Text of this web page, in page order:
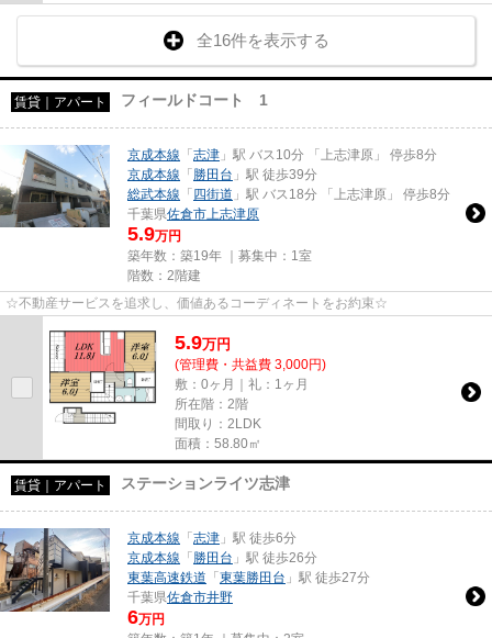
全16件を表示する
賃貸｜アパート フィールドコート 1
京成本線 「 志津 」駅 バス10分 「上志津原」 停歩8分
京成本線 「 勝田台 」駅 徒歩39分
総武本線 「 四街道 」駅 バス18分 「上志津原」 停歩8分
千葉県佐倉市上志津原
5.9万円
築年数：築19年 ｜募集中： 1室
階数：2階建
☆不動産サービスを追求し、価値あるコーディネートをお約束☆
5.9万円
(管理費・共益費 3,000円)
敷：0ヶ月｜礼：1ヶ月
所在階：2階
間取り：2LDK
面積：58.80㎡
賃貸｜アパート ステーションライツ志津
京成本線 「 志津 」駅 徒歩6分
京成本線 「 勝田台 」駅 徒歩26分
東葉高速鉄道 「 東葉勝田台 」駅 徒歩27分
千葉県佐倉市井野
6万円